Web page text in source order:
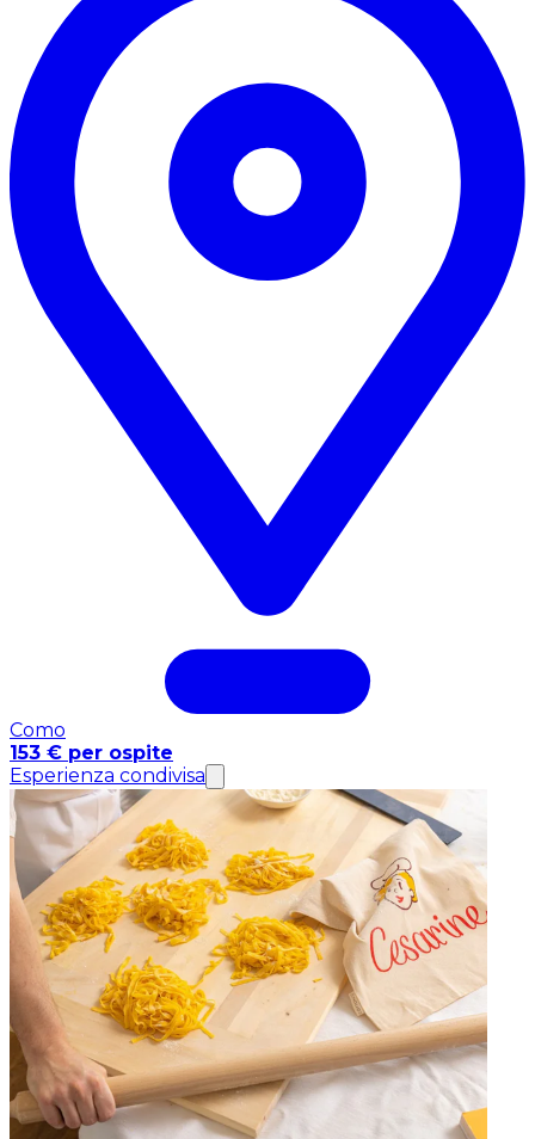
Como
153 € per ospite
Esperienza condivisa